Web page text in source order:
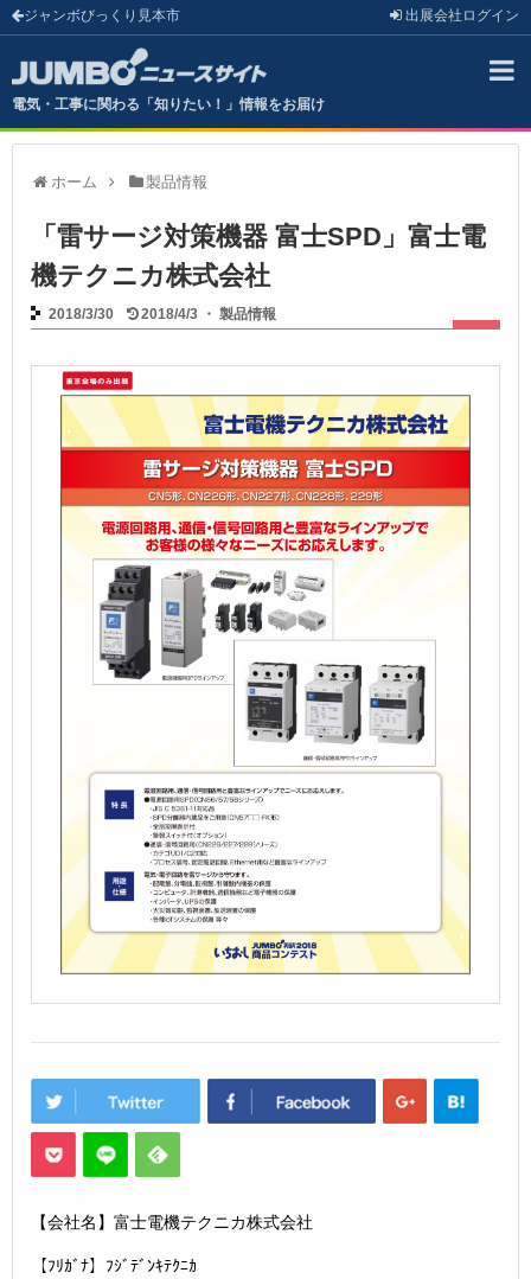
ジャンボびっくり見本市 出展会社 ログイン
電気・工事に関わる「知りたい！」情報をお届け
ホーム 製品情報
「雷サージ対策機器 富士SPD」富士電
機テクニカ株式会社
2018/3/30 2018/4/3 ・製品情報
【会社名】富士電機テクニカ株式会社
【ﾌﾘｶﾞﾅ】ﾌｼﾞﾃﾞﾝｷﾃｸﾆｶ